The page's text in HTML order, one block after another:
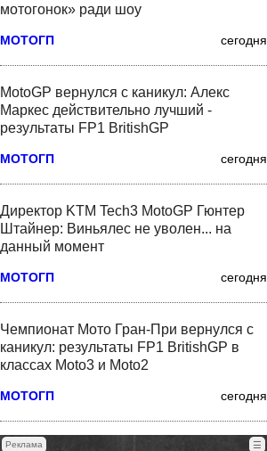
мотогонок» ради шоу
МОТОГП сегодня
MotoGP вернулся с каникул: Алекс
Маркес действительно лучший -
результаты FP1 BritishGP
МОТОГП сегодня
Директор KTM Tech3 MotoGP Гюнтер
Штайнер: Виньялес не уволен... на
данный момент
МОТОГП сегодня
Чемпионат Мото Гран-При вернулся с
каникул: результаты FP1 BritishGP в
классах Moto3 и Moto2
МОТОГП сегодня
Реклама ☰